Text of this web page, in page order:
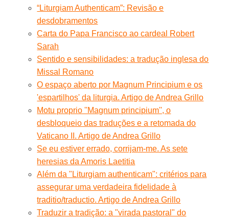
“Liturgiam Authenticam”: Revisão e
desdobramentos
Carta do Papa Francisco ao cardeal Robert
Sarah
Sentido e sensibilidades: a tradução inglesa do
Missal Romano
O espaço aberto por Magnum Principium e os
'espartilhos' da liturgia. Artigo de Andrea Grillo
Motu proprio ''Magnum principium'', o
desbloqueio das traduções e a retomada do
Vaticano II. Artigo de Andrea Grillo
Se eu estiver errado, corrijam-me. As sete
heresias da Amoris Laetitia
Além da "Liturgiam authenticam": critérios para
assegurar uma verdadeira fidelidade à
traditio/traductio. Artigo de Andrea Grillo
Traduzir a tradição: a "virada pastoral" do